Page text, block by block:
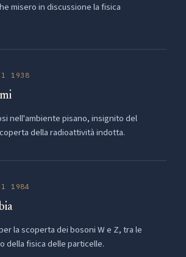
misero in discussione la fisica
1938
nell'ambiente pisano, insignito del
della radioattività indotta.
1984
la scoperta dei bosoni W e Z, tra le
della fisica delle particelle.